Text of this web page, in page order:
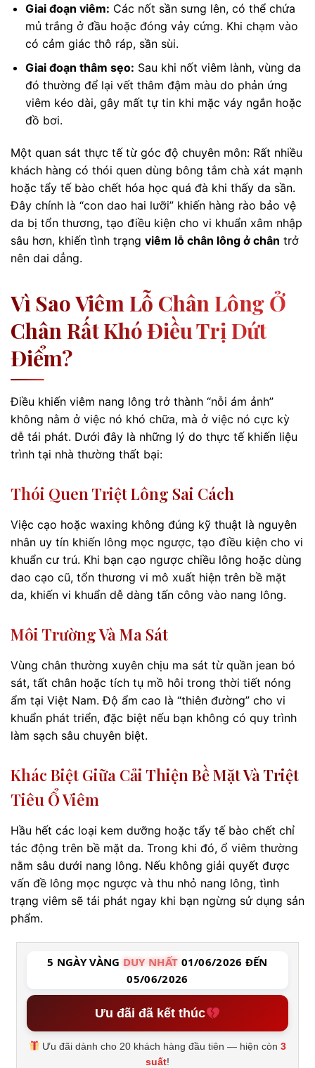
Giai đoạn viêm: Các nốt sần sưng lên, có thể chứa
mủ trắng ở đầu hoặc đóng vảy cứng. Khi chạm vào
có cảm giác thô ráp, sần sùi.
Giai đoạn thâm sẹo: Sau khi nốt viêm lành, vùng da
đó thường để lại vết thâm đậm màu do phản ứng
viêm kéo dài, gây mất tự tin khi mặc váy ngắn hoặc
đồ bơi.
Một quan sát thực tế từ góc độ chuyên môn: Rất nhiều
khách hàng có thói quen dùng bông tắm chà xát mạnh
hoặc tẩy tế bào chết hóa học quá đà khi thấy da sần.
Đây chính là “con dao hai lưỡi” khiến hàng rào bảo vệ
da bị tổn thương, tạo điều kiện cho vi khuẩn xâm nhập
sâu hơn, khiến tình trạng viêm lỗ chân lông ở chân trở
nên dai dẳng.
Vì Sao Viêm Lỗ Chân Lông Ở
Chân Rất Khó Điều Trị Dứt
Điểm?
Điều khiến viêm nang lông trở thành “nỗi ám ảnh”
không nằm ở việc nó khó chữa, mà ở việc nó cực kỳ
dễ tái phát. Dưới đây là những lý do thực tế khiến liệu
trình tại nhà thường thất bại:
Thói Quen Triệt Lông Sai Cách
Việc cạo hoặc waxing không đúng kỹ thuật là nguyên
nhân uy tín khiến lông mọc ngược, tạo điều kiện cho vi
khuẩn cư trú. Khi bạn cạo ngược chiều lông hoặc dùng
dao cạo cũ, tổn thương vi mô xuất hiện trên bề mặt
da, khiến vi khuẩn dễ dàng tấn công vào nang lông.
Môi Trường Và Ma Sát
Vùng chân thường xuyên chịu ma sát từ quần jean bó
sát, tất chân hoặc tích tụ mồ hôi trong thời tiết nóng
ẩm tại Việt Nam. Độ ẩm cao là “thiên đường” cho vi
khuẩn phát triển, đặc biệt nếu bạn không có quy trình
làm sạch sâu chuyên biệt.
Khác Biệt Giữa Cải Thiện Bề Mặt Và Triệt
Tiêu Ổ Viêm
Hầu hết các loại kem dưỡng hoặc tẩy tế bào chết chỉ
tác động trên bề mặt da. Trong khi đó, ổ viêm thường
nằm sâu dưới nang lông. Nếu không giải quyết được
vấn đề lông mọc ngược và thu nhỏ nang lông, tình
trạng viêm sẽ tái phát ngay khi bạn ngừng sử dụng sản
phẩm.
5 NGÀY VÀNG DUY NHẤT 01/06/2026 ĐẾN
05/06/2026
Ưu đãi đã kết thúc
Ưu đãi dành cho 20 khách hàng đầu tiên — hiện còn3
suất!